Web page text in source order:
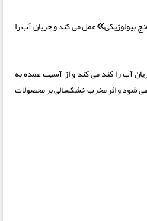
بیولوژیکی» عمل می کند و جریان آب را
آب را کند می کند و از آسیب عمده به
شود و اثر مخرب خشکسالی بر محصولات